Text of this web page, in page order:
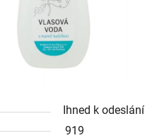
Ihned k odeslání
919